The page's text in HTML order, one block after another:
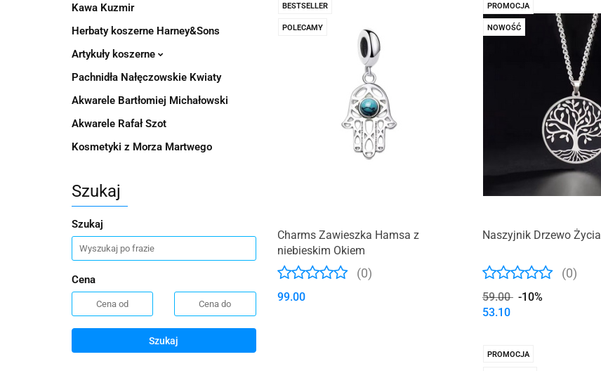
Kawa Kuzmir
Herbaty koszerne Harney&Sons
Artykuły koszerne
Pachnidła Nałęczowskie Kwiaty
Akwarele Bartłomiej Michałowski
Akwarele Rafał Szot
Kosmetyki z Morza Martwego
Szukaj
Szukaj
Cena
Szukaj
BESTSELLER
POLECAMY
Charms Zawieszka Hamsa z
niebieskim Okiem
(0)
99.00
PROMOCJA
NOWOŚĆ
Naszyjnik Drzewo Życia
(0)
59.00 -10%
53.10
PROMOCJA